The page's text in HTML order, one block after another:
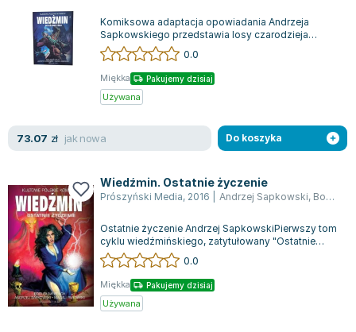
Zygmunt Freud
Agata Passent
Michel Moran
Antoine de Saint Exupery
Mark Twain
Marcin Meller
Paulina Młynarska
ks. Piotr Pawlukiewicz
Jarosław Sokołowski
Piotr Latocha
Michael Scott
Komiksowa adaptacja opowiadania Andrzeja
Sapkowskiego przedstawia losy czarodzieja
Stregobora, który ukrywa się w wieży w Blaviken...
0.0
Miękka Pakujemy dzisiaj
Używana
73.07 zł jak nowa Do koszyka
Wiedźmin. Ostatnie życzenie
Prószyński Media, 2016 Andrzej Sapkowski, Bogusław Polch
Ostatnie życzenie Andrzej SapkowskiPierwszy tom
cyklu wiedźmińskiego, zatytułowany "Ostatnie
życzenie", jest dziełem Andrzeja Sapk...
0.0
Miękka Pakujemy dzisiaj
Używana